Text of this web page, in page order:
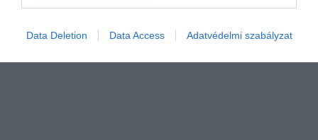
Data Deletion Data Access Adatvédelmi szabályzat
pénzügyőrei ezúttal nem egyenruhában, hanem hétköznapi
úti piacon. Amikor a két…